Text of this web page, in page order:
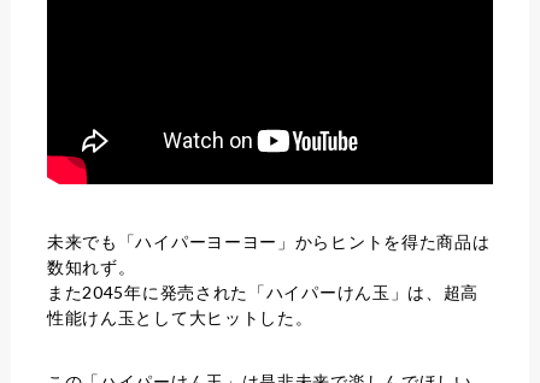
未来でも「ハイパーヨーヨー」からヒントを得た商品は
数知れず。
また2045年に発売された「ハイパーけん玉」は、超高
性能けん玉として大ヒットした。